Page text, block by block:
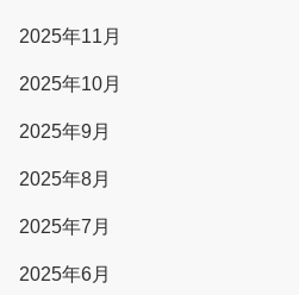
2025年11月
2025年10月
2025年9月
2025年8月
2025年7月
2025年6月